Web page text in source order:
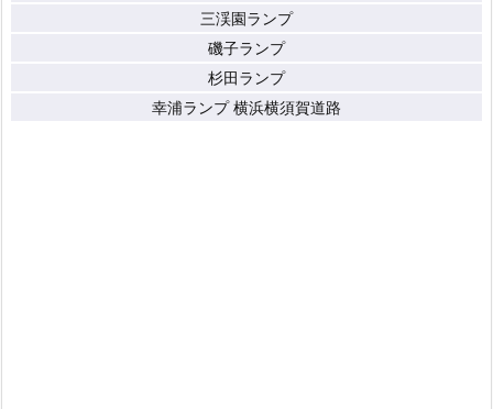
三渓園ランプ
磯子ランプ
杉田ランプ
幸浦ランプ 横浜横須賀道路